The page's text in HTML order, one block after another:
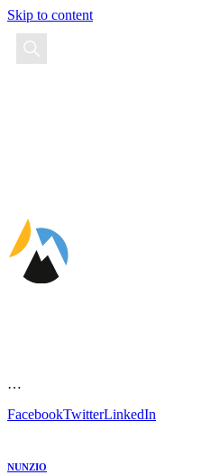
Skip to content
…
FacebookTwitterLinkedIn
NUNZIO